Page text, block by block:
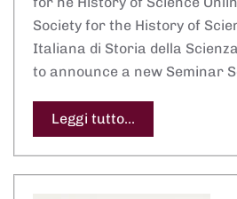
Society for the History of
Italiana di Storia della
to announce a new Seminar
Leggi tutto...